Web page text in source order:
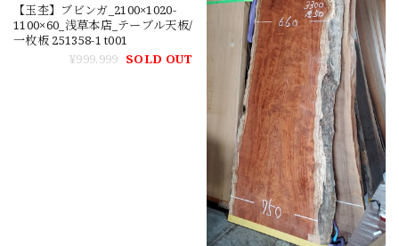
【玉杢】ブビンガ_2100×1020-
1100×60_浅草本店_テーブル天板/
一枚板 251358-1 t001
¥999,999 SOLD OUT